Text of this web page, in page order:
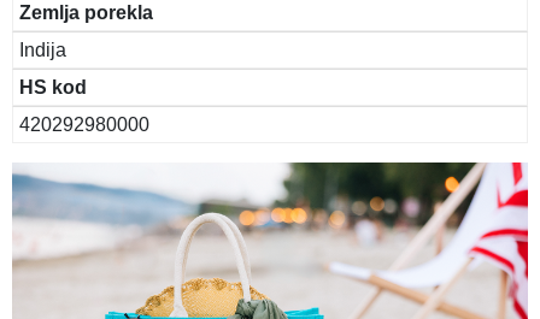
Zemlja porekla
Indija
HS kod
420292980000